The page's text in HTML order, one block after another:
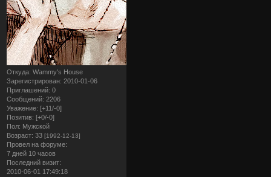
Откуда: Wammy's House
Зарегистрирован: 2010-01-06
Приглашений: 0
Сообщений: 2206
Уважение: [+11/-0]
Позитив: [+0/-0]
Пол: Мужской
Возраст: 33 [1992-12-13]
Провел на форуме:
7 дней 10 часов
Последний визит:
2010-06-01 17:49:18